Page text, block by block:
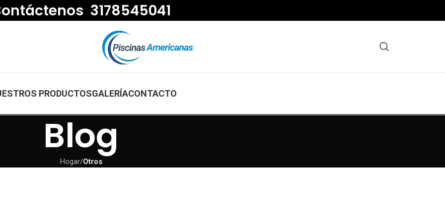
3178545041
PRODUCTOSGALERÍACONTACTO
Blog
Hogar/Otros